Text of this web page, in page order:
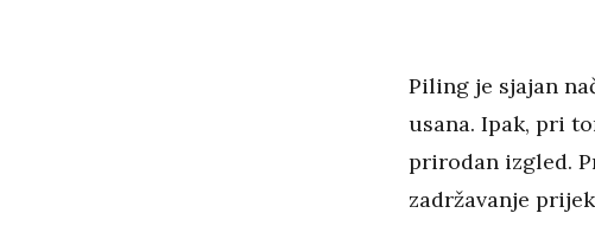
Piling je sjajan
usana. Ipak, pri
prirodan izgled.
zadržavanje